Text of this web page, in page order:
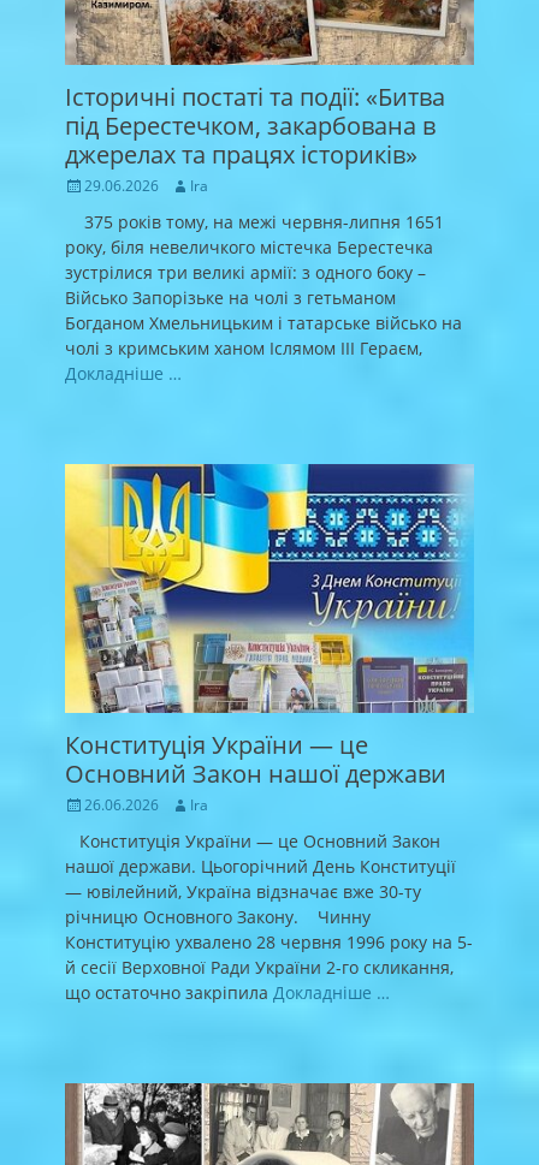
Історичні постаті та події: «Битва
під Берестечком, закарбована в
джерелах та працях істориків»
Posted
29.06.2026 Author
Ira
375 років тому, на межі червня-липня 1651
року, біля невеличкого містечка Берестечка
зустрілися три великі армії: з одного боку –
Військо Запорізьке на чолі з гетьманом
Богданом Хмельницьким і татарське військо на
чолі з кримським ханом Іслямом ІІІ Гераєм,
Докладніше …
Конституція України — це
Основний Закон нашої держави
Posted
26.06.2026 Author
Ira
Конституція України — це Основний Закон
нашої держави. Цьогорічний День Конституції
— ювілейний, Україна відзначає вже 30-ту
річницю Основного Закону. Чинну
Конституцію ухвалено 28 червня 1996 року на 5-
й сесії Верховної Ради України 2-го скликання,
що остаточно закріпила Докладніше …